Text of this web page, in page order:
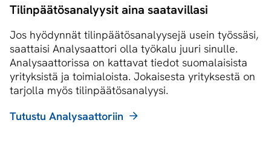
Tilinpäätösanalyysit aina saatavillasi
Jos hyödynnät tilinpäätösanalyysejä usein työssäsi,
saattaisi Analysaattori olla työkalu juuri sinulle.
Analysaattorissa on kattavat tiedot suomalaisista
yrityksistä ja toimialoista. Jokaisesta yrityksestä on
tarjolla myös tilinpäätösanalyysi.
Tutustu Analysaattoriin